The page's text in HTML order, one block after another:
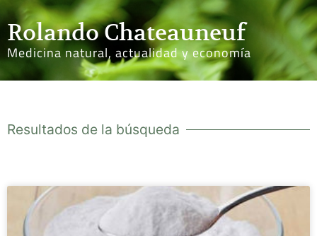
Rolando Chateauneuf
Medicina natural, actualidad y economía
Resultados de la búsqueda